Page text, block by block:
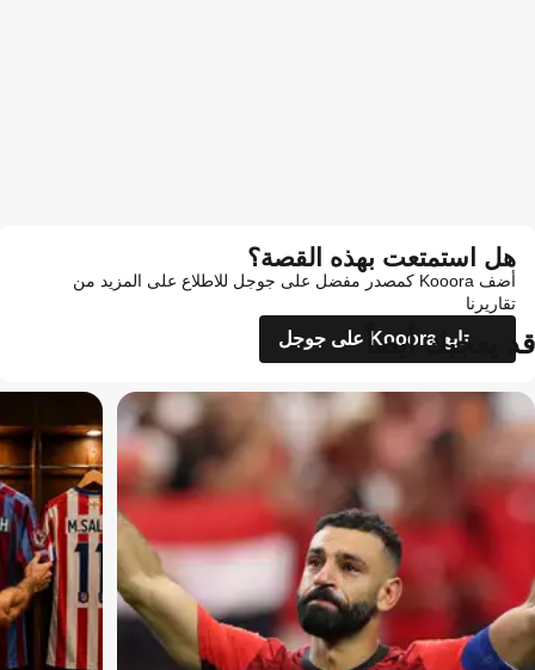
هل استمتعت بهذه القصة؟
أضف Kooora كمصدر مفضل على جوجل للاطلاع على المزيد من
تقاريرنا
تابع Kooora على جوجل
قد يعجبك أيضاً